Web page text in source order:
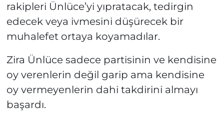
rakipleri Ünlüce’yi yıpratacak, tedirgin
edecek veya ivmesini düşürecek bir
muhalefet ortaya koyamadılar.
Zira Ünlüce sadece partisinin ve kendisine
oy verenlerin değil garip ama kendisine
oy vermeyenlerin dahi takdirini almayı
başardı.